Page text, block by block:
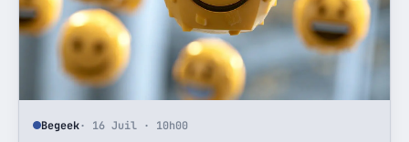
Begeek· 16 Juil · 10h00